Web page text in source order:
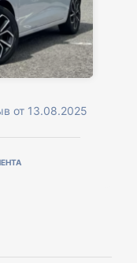
от 13.08.2025